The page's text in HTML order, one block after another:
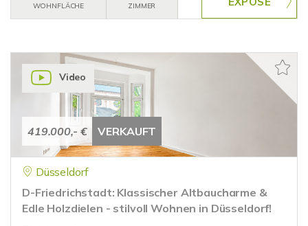
WOHNFLÄCHE
ZIMMER
419.000,- € VERKAUFT
Video
Düsseldorf
D-Friedrichstadt: Klassischer Altbaucharme &
Edle Holzdielen - stilvoll Wohnen in Düsseldorf!